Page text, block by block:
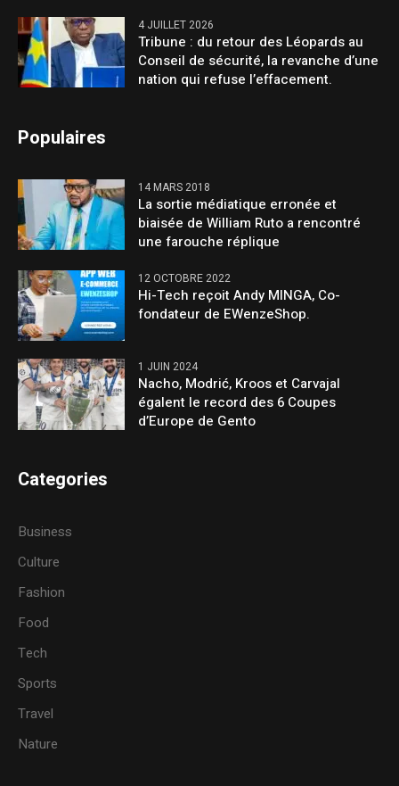
4 JUILLET 2026
Tribune : du retour des Léopards au
Conseil de sécurité, la revanche d’une
nation qui refuse l’effacement.
Populaires
14 MARS 2018
La sortie médiatique erronée et
biaisée de William Ruto a rencontré
une farouche réplique
12 OCTOBRE 2022
Hi-Tech reçoit Andy MINGA, Co-
fondateur de EWenzeShop.
1 JUIN 2024
Nacho, Modrić, Kroos et Carvajal
égalent le record des 6 Coupes
d’Europe de Gento
Categories
Business
Culture
Fashion
Food
Tech
Sports
Travel
Nature